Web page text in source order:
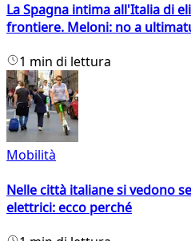
La Spagna intima all'Italia di
frontiere. Meloni: no a
1 min di lettura
Mobilità
Nelle città italiane si vedono
elettrici: ecco perché